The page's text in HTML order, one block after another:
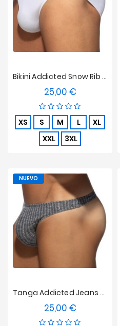
Bikini Addicted Snow Rib Edición Limitada - Blanco
25,00 €Precio
XS S M L
XL
XXL
3XL
Tanga Addicted Jeans Punto Canalé - Marino
25,00 €Precio
NUEVO